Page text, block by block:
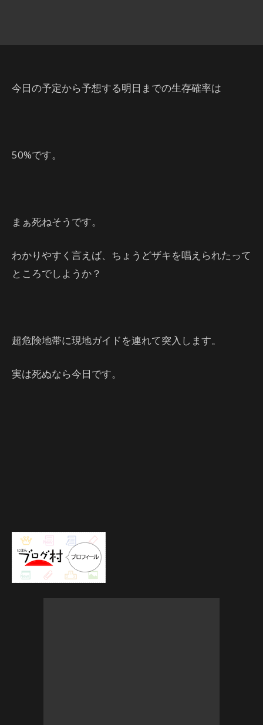
今日の予定から予想する明日までの生存確率は
50%です。
まぁ死ねそうです。
わかりやすく言えば、ちょうどザキを唱えられたって
ところでしようか？
超危険地帯に現地ガイドを連れて突入します。
実は死ぬなら今日です。